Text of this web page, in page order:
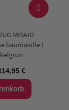
MISAIO
baumwolle |
€